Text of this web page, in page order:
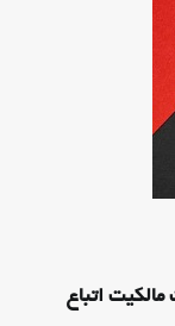
اتباع